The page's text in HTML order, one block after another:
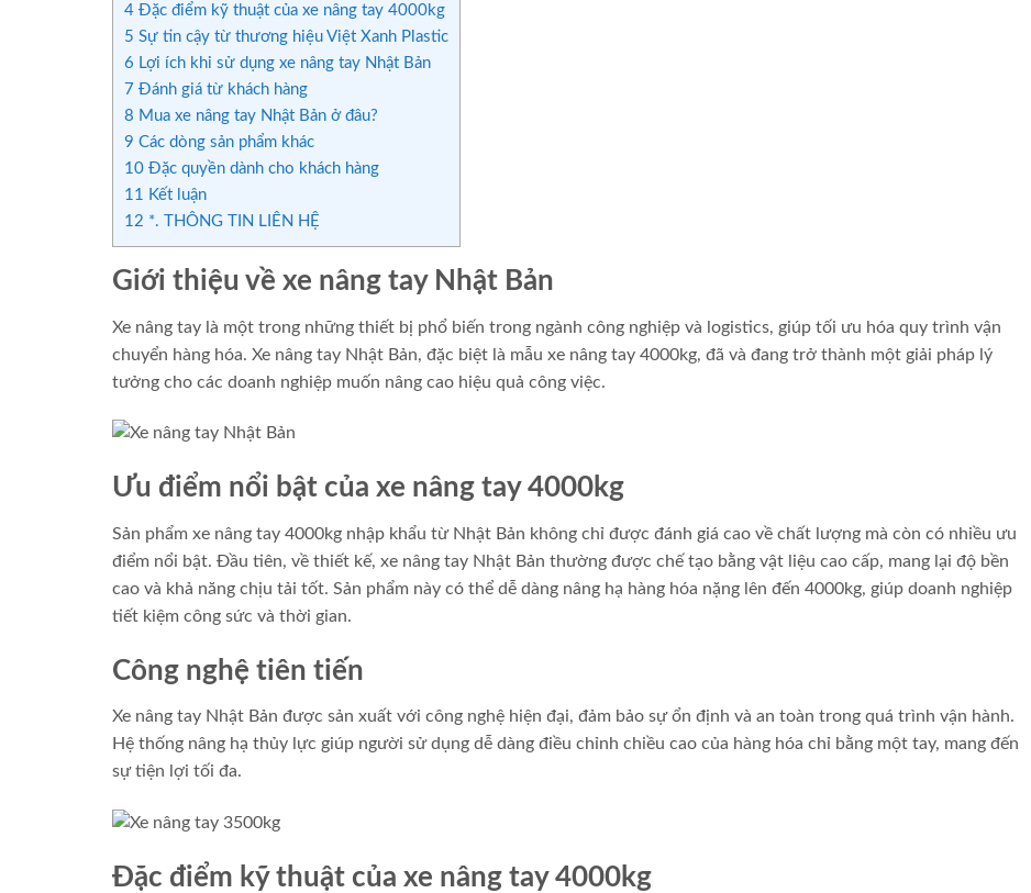
4 Đặc điểm kỹ thuật của xe nâng tay 4000kg
5 Sự tin cậy từ thương hiệu Việt Xanh Plastic
6 Lợi ích khi sử dụng xe nâng tay Nhật Bản
7 Đánh giá từ khách hàng
8 Mua xe nâng tay Nhật Bản ở đâu?
9 Các dòng sản phẩm khác
10 Đặc quyền dành cho khách hàng
11 Kết luận
12 *. THÔNG TIN LIÊN HỆ
Giới thiệu về xe nâng tay Nhật Bản
Xe nâng tay là một trong những thiết bị phổ biến trong ngành công nghiệp và logistics, giúp tối ưu hóa quy trình vận
chuyển hàng hóa. Xe nâng tay Nhật Bản, đặc biệt là mẫu xe nâng tay 4000kg, đã và đang trở thành một giải pháp lý
tưởng cho các doanh nghiệp muốn nâng cao hiệu quả công việc.
Ưu điểm nổi bật của xe nâng tay 4000kg
Sản phẩm xe nâng tay 4000kg nhập khẩu từ Nhật Bản không chỉ được đánh giá cao về chất lượng mà còn có nhiều ưu
điểm nổi bật. Đầu tiên, về thiết kế, xe nâng tay Nhật Bản thường được chế tạo bằng vật liệu cao cấp, mang lại độ bền
cao và khả năng chịu tải tốt. Sản phẩm này có thể dễ dàng nâng hạ hàng hóa nặng lên đến 4000kg, giúp doanh nghiệp
tiết kiệm công sức và thời gian.
Công nghệ tiên tiến
Xe nâng tay Nhật Bản được sản xuất với công nghệ hiện đại, đảm bảo sự ổn định và an toàn trong quá trình vận hành.
Hệ thống nâng hạ thủy lực giúp người sử dụng dễ dàng điều chỉnh chiều cao của hàng hóa chỉ bằng một tay, mang đến
sự tiện lợi tối đa.
Đặc điểm kỹ thuật của xe nâng tay 4000kg